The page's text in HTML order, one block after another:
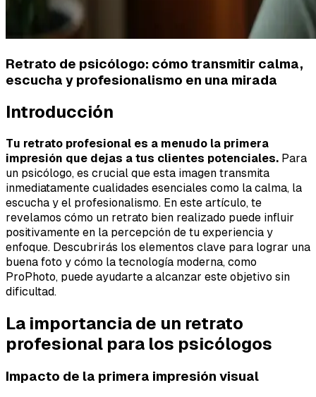
Retrato de psicólogo: cómo transmitir calma,
escucha y profesionalismo en una mirada
Introducción
Tu retrato profesional es a menudo la primera
impresión que dejas a tus clientes potenciales. Para
un psicólogo, es crucial que esta imagen transmita
inmediatamente cualidades esenciales como la calma, la
escucha y el profesionalismo. En este artículo, te
revelamos cómo un retrato bien realizado puede influir
positivamente en la percepción de tu experiencia y
enfoque. Descubrirás los elementos clave para lograr una
buena foto y cómo la tecnología moderna, como
ProPhoto, puede ayudarte a alcanzar este objetivo sin
dificultad.
La importancia de un retrato
profesional para los psicólogos
Impacto de la primera impresión visual